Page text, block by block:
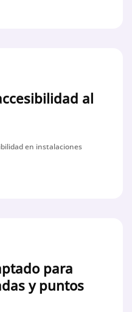
al
en instalaciones
para
y puntos